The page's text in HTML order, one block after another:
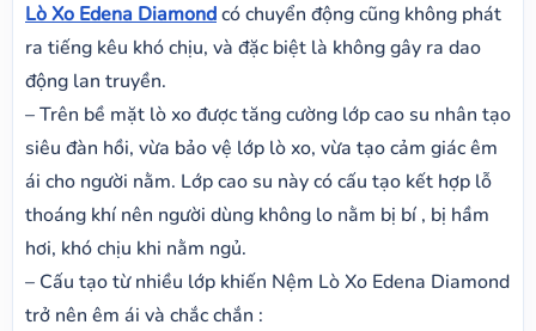
Lò Xo Edena Diamondcó chuyển động cũng không phát
ra tiếng kêu khó chịu, và đặc biệt là không gây ra dao
động lan truyền.
– Trên bề mặt lò xo được tăng cường lớp cao su nhân tạo
siêu đàn hồi, vừa bảo vệ lớp lò xo, vừa tạo cảm giác êm
ái cho người nằm. Lớp cao su này có cấu tạo kết hợp lỗ
thoáng khí nên người dùng không lo nằm bị bí , bị hầm
hơi, khó chịu khi nằm ngủ.
– Cấu tạo từ nhiều lớp khiến Nệm Lò Xo Edena Diamond
trở nên êm ái và chắc chắn :